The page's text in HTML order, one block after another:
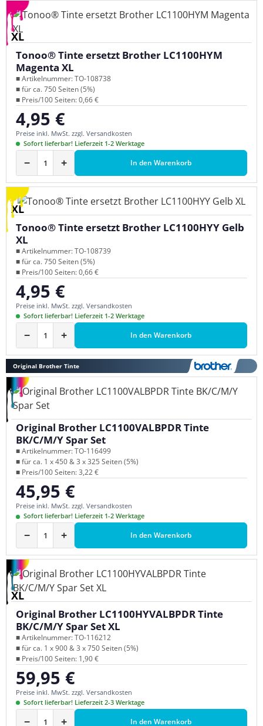
XL
Tonoo® Tinte ersetzt Brother LC1100HYM
Magenta XL
■ Artikelnummer: TO-108738
■ für ca. 750 Seiten (5%)
■ Preis/100 Seiten: 0,66 €
Regulärer Preis:
4,95 €
Preise inkl. MwSt. zzgl. Versandkosten
Sofort lieferbar! Lieferzeit 1-2 Werktage
− + In den Warenkorb
XL
Tonoo® Tinte ersetzt Brother LC1100HYY Gelb
XL
■ Artikelnummer: TO-108739
■ für ca. 750 Seiten (5%)
■ Preis/100 Seiten: 0,66 €
Regulärer Preis:
4,95 €
Preise inkl. MwSt. zzgl. Versandkosten
Sofort lieferbar! Lieferzeit 1-2 Werktage
− + In den Warenkorb
Original Brother Tinte
Original Brother LC1100VALBPDR Tinte
BK/C/M/Y Spar Set
■ Artikelnummer: TO-116499
■ für ca. 1 x 450 & 3 x 325 Seiten (5%)
■ Preis/100 Seiten: 3,22 €
Regulärer Preis:
45,95 €
Preise inkl. MwSt. zzgl. Versandkosten
Sofort lieferbar! Lieferzeit 1-2 Werktage
− + In den Warenkorb
XL
Original Brother LC1100HYVALBPDR Tinte
BK/C/M/Y Spar Set XL
■ Artikelnummer: TO-116212
■ für ca. 1 x 900 & 3 x 750 Seiten (5%)
■ Preis/100 Seiten: 1,90 €
Regulärer Preis:
59,95 €
Preise inkl. MwSt. zzgl. Versandkosten
Sofort lieferbar! Lieferzeit 2-3 Werktage
− + In den Warenkorb